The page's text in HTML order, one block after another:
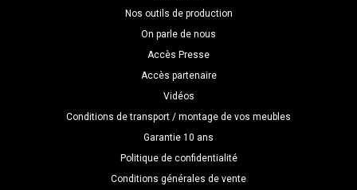
Nos outils de production
On parle de nous
Accès Presse
Accès partenaire
Vidéos
Conditions de transport / montage de vos meubles
Garantie 10 ans
Politique de confidentialité
Conditions générales de vente